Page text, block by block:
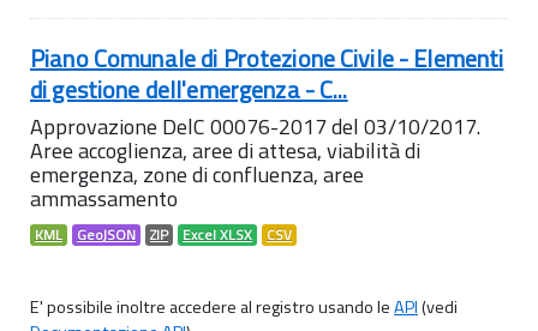
Piano Comunale di Protezione Civile - Elementi
di gestione dell'emergenza - C...
Approvazione DelC 00076-2017 del 03/10/2017.
Aree accoglienza, aree di attesa, viabilità di
emergenza, zone di confluenza, aree
ammassamento
KML GeoJSON ZIP Excel XLSX CSV
E' possibile inoltre accedere al registro usando leAPI(vedi